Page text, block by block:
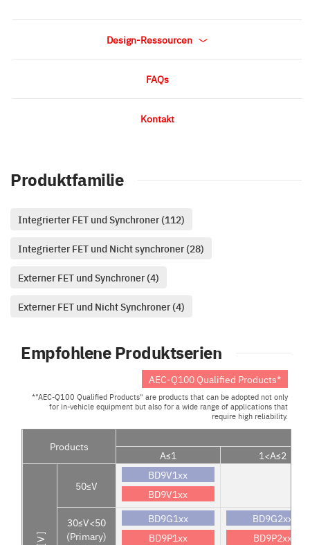
Design-Ressourcen
FAQs
Kontakt
Produktfamilie
Integrierter FET und Synchroner (112)
Integrierter FET und Nicht synchroner (28)
Externer FET und Synchroner (4)
Externer FET und Nicht Synchroner (4)
Empfohlene Produktserien
AEC-Q100 Qualified Products*
*"AEC-Q100 Qualified Products" are products that can be adopted not only
for in-vehicle equipment but also for a wide range of applications that
require high reliability.
Products
A≤1 1<A≤2
50≤V
BD9V1xx
BD9V1xx
30≤V<50
(Primary)
BD9G1xx
BD9P1xx
BD9G2xx
BD9P2xx